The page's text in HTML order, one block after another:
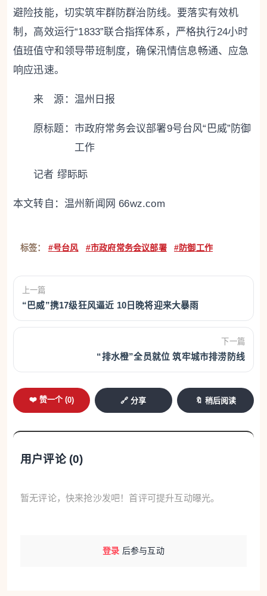
避险技能，切实筑牢群防群治防线。要落实有效机
制，高效运行“1833”联合指挥体系，严格执行24小时
值班值守和领导带班制度，确保汛情信息畅通、应急
响应迅速。
来 源：温州日报
原标题： 市政府常务会议部署9号台风“巴威”防御
工作
记者 缪眎眎
本文转自： 温州新闻网 66wz.com
标签： #号台风 #市政府常务会议部署 #防御工作
上一篇
“巴威”携17级狂风逼近 10日晚将迎来大暴雨
下一篇
“排水橙”全员就位 筑牢城市排涝防线
❤️ 赞一个 (0) 🔗 分享 🔖 稍后阅读
用户评论 (0)
暂无评论，快来抢沙发吧！首评可提升互动曝光。
登录 后参与互动